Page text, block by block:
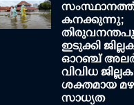
സംസ്ഥാനത്ത്
കനക്കുന്നു;
ഇടുക്കി
ഓറഞ്ച്
വിവിധ
ശക്തമായ
സാധ്യത